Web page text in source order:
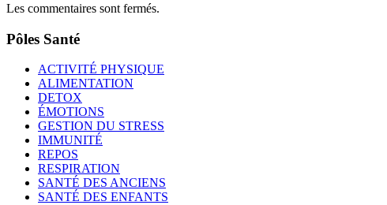
Les commentaires sont fermés.
Pôles Santé
ACTIVITÉ PHYSIQUE
ALIMENTATION
DETOX
ÉMOTIONS
GESTION DU STRESS
IMMUNITÉ
REPOS
RESPIRATION
SANTÉ DES ANCIENS
SANTÉ DES ENFANTS